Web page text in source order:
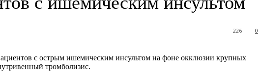
0
226
с острым ишемическим инсультом на фоне окклюзии крупных
тромболизис.